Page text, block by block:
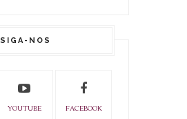
SIGA-NOS
YOUTUBE FACEBOOK